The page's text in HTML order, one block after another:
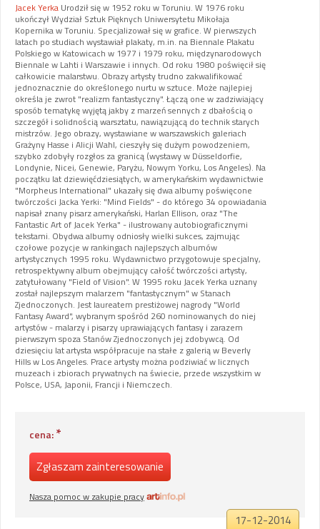
Jacek Yerka Urodził się w 1952 roku w Toruniu. W 1976 roku
ukończył Wydział Sztuk Pięknych Uniwersytetu Mikołaja
Kopernika w Toruniu. Specjalizował się w grafice. W pierwszych
latach po studiach wystawiał plakaty, m.in. na Biennale Plakatu
Polskiego w Katowicach w 1977 i 1979 roku, międzynarodowych
Biennale w Lahti i Warszawie i innych. Od roku 1980 poświęcił się
całkowicie malarstwu. Obrazy artysty trudno zakwalifikować
jednoznacznie do określonego nurtu w sztuce. Może najlepiej
określa je zwrot "realizm fantastyczny". Łączą one w zadziwiający
sposób tematykę wyjętą jakby z marzeń sennych z dbałością o
szczegół i solidnością warsztatu, nawiązującą do technik starych
mistrzów. Jego obrazy, wystawiane w warszawskich galeriach
Grażyny Hasse i Alicji Wahl, cieszyły się dużym powodzeniem,
szybko zdobyły rozgłos za granicą (wystawy w Düsseldorfie,
Londynie, Nicei, Genewie, Paryżu, Nowym Yorku, Los Angeles). Na
początku lat dziewięćdziesiątych, w amerykańskim wydawnictwie
"Morpheus International" ukazały się dwa albumy poświęcone
twórczości Jacka Yerki: "Mind Fields" - do którego 34 opowiadania
napisał znany pisarz amerykański, Harlan Ellison, oraz "The
Fantastic Art of Jacek Yerka" - ilustrowany autobiograficznymi
tekstami. Obydwa albumy odniosły wielki sukces, zajmując
czołowe pozycje w rankingach najlepszych albumów
artystycznych 1995 roku. Wydawnictwo przygotowuje specjalny,
retrospektywny album obejmujący całość twórczości artysty,
zatytułowany "Field of Vision". W 1995 roku Jacek Yerka uznany
został najlepszym malarzem "fantastycznym" w Stanach
Zjednoczonych. Jest laureatem prestiżowej nagrody "World
Fantasy Award", wybranym spośród 260 nominowanych do niej
artystów - malarzy i pisarzy uprawiających fantasy i zarazem
pierwszym spoza Stanów Zjednoczonych jej zdobywcą. Od
dziesięciu lat artysta współpracuje na stałe z galerią w Beverly
Hills w Los Angeles. Prace artysty można podziwiać w licznych
muzeach i zbiorach prywatnych na świecie, przede wszystkim w
Polsce, USA, Japonii, Francji i Niemczech.
cena:*
Zgłaszam zainteresowanie
Nasza pomoc w zakupie pracy
17-12-2014